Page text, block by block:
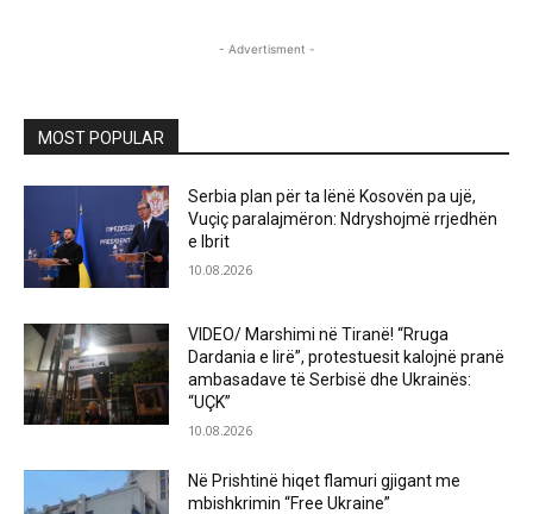
- Advertisment -
MOST POPULAR
Serbia plan për ta lënë Kosovën pa ujë,
Vuçiç paralajmëron: Ndryshojmë rrjedhën
e Ibrit
10.08.2026
VIDEO/ Marshimi në Tiranë! “Rruga
Dardania e lirë”, protestuesit kalojnë pranë
ambasadave të Serbisë dhe Ukrainës:
“UÇK”
10.08.2026
Në Prishtinë hiqet flamuri gjigant me
mbishkrimin “Free Ukraine”